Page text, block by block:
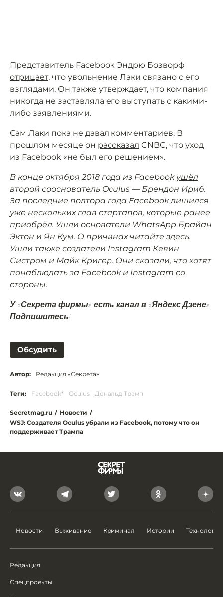
Представитель Facebook Эндрю Бозворф
отрицает, что увольнение Лаки связано с его
взглядами. Он также утверждает, что компания
никогда не заставляла его выступать с какими-
либо заявлениями.
Сам Лаки пока не давал комментариев. В
прошлом месяце он рассказал CNBC, что уход
из Facebook «не был его решением».
В конце октября 2018 года из Facebook ушёл
второй сооснователь Oculus — Брендон Ириб.
За последние полтора года Facebook лишился
уже нескольких глав стартапов, которые ранее
приобрёл. Ушли основатели WhatsApp Брайан
Эктон и Ян Кум. О причинах читайте здесь.
Ушли также создатели Instagram Кевин
Систром и Майк Кригер. Они сказали, что хотят
понаблюдать за Facebook и Instagram со
стороны.
У «Секрета фирмы» есть канал в «Яндекс.Дзене»
Подпишитесь!
Обсудить
Автор: Редакция «Секрета»
Теги: Facebook* Oculus Дональд Трамп
Secretmag.ru / Новости /
WSJ: Создателя Oculus убрали из Facebook, потому что он
поддерживает Трампа
Новости Выживание Криминал Истории Технологии
Редакция
Спецпроекты